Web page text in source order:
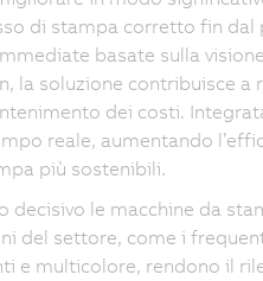
di stampa corretto fin dal
basate sulla
la soluzione contribuisce a
dei costi.
reale, aumentando
più sostenibili.
decisivo le macchine da
del settore, come i
e multicolore, rendono il